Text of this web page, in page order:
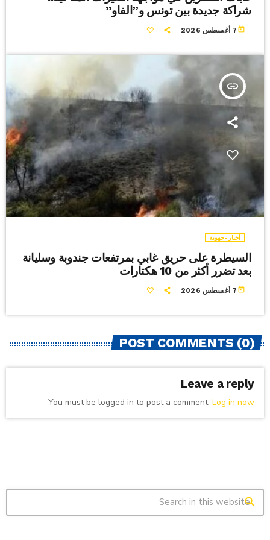
شراكة جديدة بين تونس و”الفاو”
today 7 أغسطس 2026
insert_link
أخبار-جهوية
السيطرة على حريق غابي بمرتفعات جندوبة وسليانة
بعد تضرر أكثر من 10 هكتارات
today 7 أغسطس 2026
POST COMMENTS (0)
Leave a reply
You must be logged in to post a comment. Log in now
search